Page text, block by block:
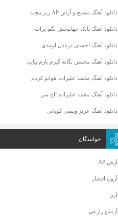
دانلود آهنگ مسیح و آرش AP ریز پیچید
دانلود آهنگ بابک جهانبخش نگم برات
دانلود آهنگ احسان دریادل اومدی
دانلود آهنگ محسن یگانه گیرم بازم بیایی
دانلود آهنگ محمد علیزاده هواتو کردم
دانلود آهنگ محمد علیزاده تاج سر
دانلود آهنگ عزیز ویسی کوبانی
خوانندگان
آرش AP
آرون افشار
آرن
آرمین زارعی